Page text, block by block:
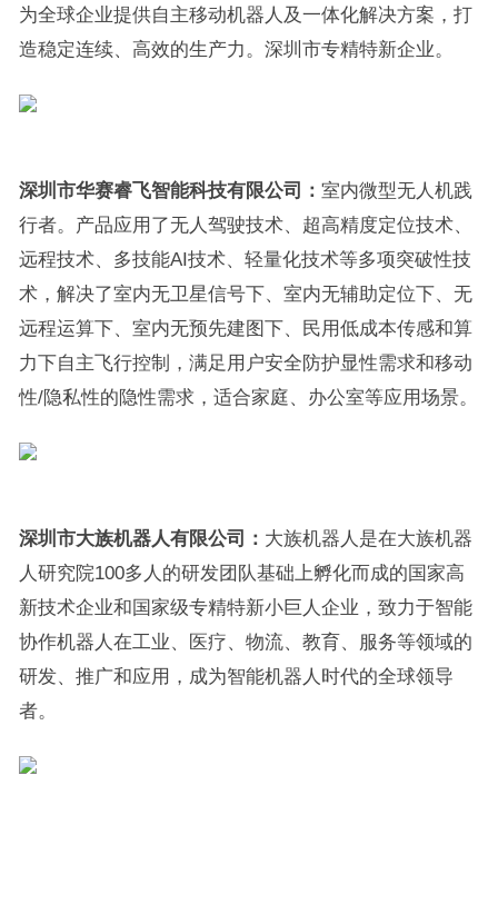
为全球企业提供自主移动机器人及一体化解决方案，打
造稳定连续、高效的生产力。深圳市专精特新企业。
深圳市华赛睿飞智能科技有限公司： 室内微型无人机践
行者。产品应用了无人驾驶技术、超高精度定位技术、
远程技术、多技能AI技术、轻量化技术等多项突破性技
术，解决了室内无卫星信号下、室内无辅助定位下、无
远程运算下、室内无预先建图下、民用低成本传感和算
力下自主飞行控制，满足用户安全防护显性需求和移动
性/隐私性的隐性需求，适合家庭、办公室等应用场景。
深圳市大族机器人有限公司： 大族机器人是在大族机器
人研究院100多人的研发团队基础上孵化而成的国家高
新技术企业和国家级专精特新小巨人企业，致力于智能
协作机器人在工业、医疗、物流、教育、服务等领域的
研发、推广和应用，成为智能机器人时代的全球领导
者。